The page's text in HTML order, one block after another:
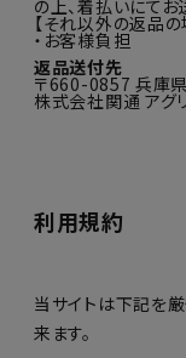
の上、着払いにてお
【それ以外の返品の
・お客様負担
返品送付先
〒660-0857 兵庫
株式会社関通 アグ
利用規約
当サイトは下記を
来ます。